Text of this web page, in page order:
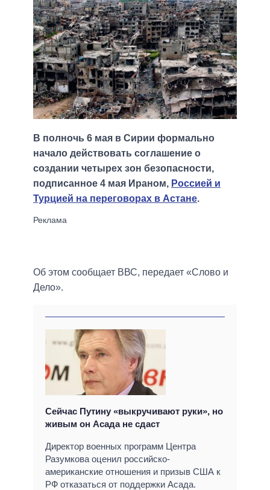
В полночь 6 мая в Сирии формально
начало действовать соглашение о
создании четырех зон безопасности,
подписанное 4 мая Ираном, Россией и
Турцией на переговорах в Астане.
Об этом сообщает ВВС, передает «Слово и
Дело».
Сейчас Путину «выкручивают руки», но
живым он Асада не сдаст
Директор военных программ Центра
Разумкова оценил российско-
американские отношения и призыв США к
РФ отказаться от поддержки Асада.